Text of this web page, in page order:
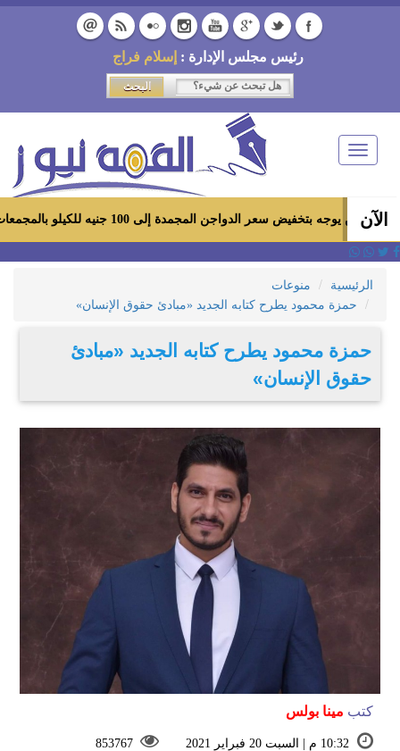
رئيس مجلس الإدارة : إسلام فراج
Toggle
navigation
الآن
سعر الدواجن المجمدة إلى 100 جنيه للكيلو بالمجمعات الاستهلاكية ومعارض «أهلاً رمضان»
الرئيسية
منوعات
حمزة محمود يطرح كتابه الجديد «مبادئ حقوق الإنسان»
حمزة محمود يطرح كتابه الجديد «مبادئ
حقوق الإنسان»
كتب مينا بولس
10:32 م | السبت 20 فبراير 2021 853767